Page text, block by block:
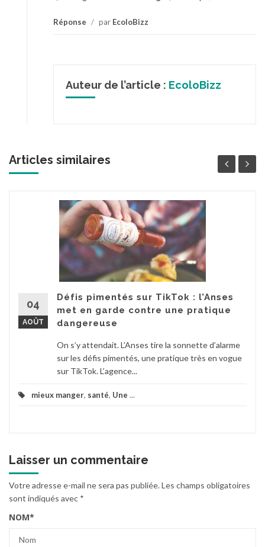
Réponse / par EcoloBizz
Auteur de l’article : EcoloBizz
Articles similaires
04
AOÛT
Défis pimentés sur TikTok : l’Anses
met en garde contre une pratique
dangereuse
On s’y attendait. L’Anses tire la sonnette d’alarme
sur les défis pimentés, une pratique très en vogue
sur TikTok. L’agence...
mieux manger, santé, Une ...
Laisser un commentaire
Votre adresse e-mail ne sera pas publiée.Les champs obligatoires
sont indiqués avec *
NOM*